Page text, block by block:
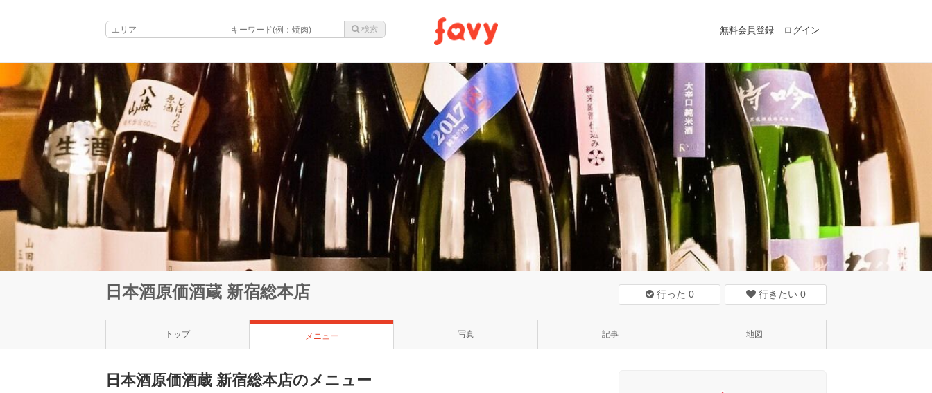
無料会員登録 ログイン
日本酒原価酒蔵 新宿総本店 行った 0 行きたい 0
トップ メニュー 写真 記事 地図
日本酒原価酒蔵 新宿総本店のメニュー